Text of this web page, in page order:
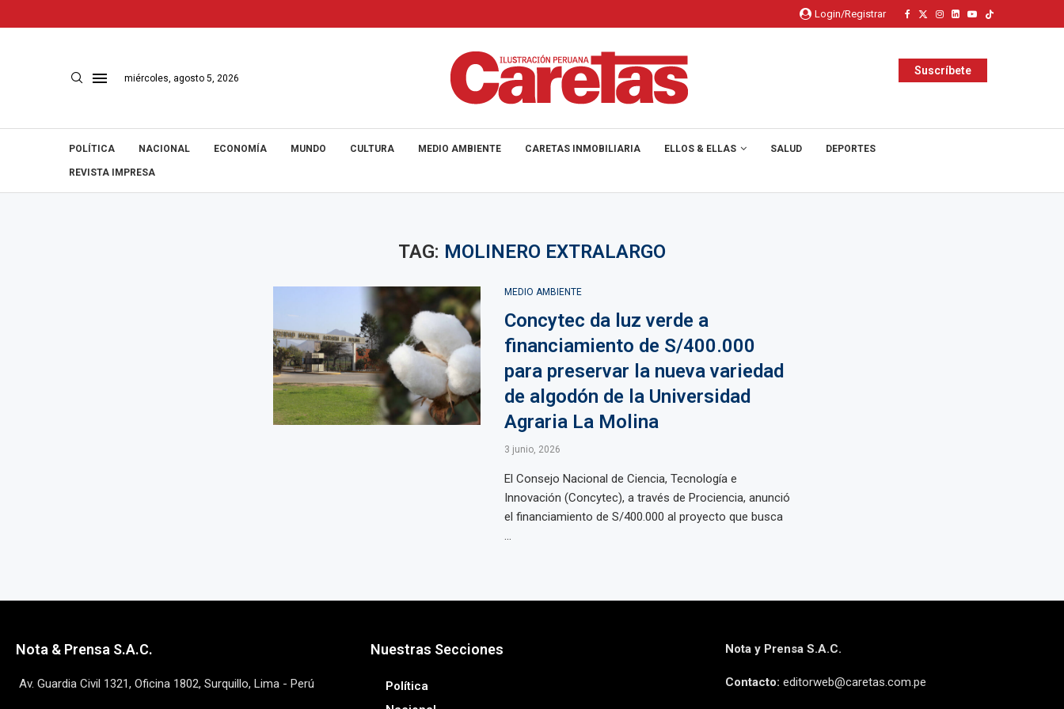
Login/Registrar
miércoles, agosto 5, 2026
Suscríbete
POLÍTICA NACIONAL ECONOMÍA MUNDO CULTURA MEDIO AMBIENTE CARETAS INMOBILIARIA ELLOS & ELLAS SALUD DEPORTES
REVISTA IMPRESA
TAG: MOLINERO EXTRALARGO
MEDIO AMBIENTE
Concytec da luz verde a
financiamiento de S/400.000
para preservar la nueva variedad
de algodón de la Universidad
Agraria La Molina
3 junio, 2026
El Consejo Nacional de Ciencia, Tecnología e
Innovación (Concytec), a través de Prociencia, anunció
el financiamiento de S/400.000 al proyecto que busca
...
Nota & Prensa S.A.C.
Av. Guardia Civil 1321, Oficina 1802, Surquillo, Lima - Perú
Nuestras Secciones
Política
Nota y Prensa S.A.C.
Contacto: editorweb@caretas.com.pe